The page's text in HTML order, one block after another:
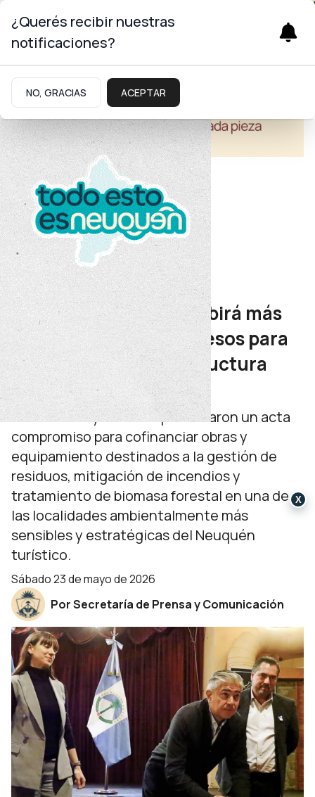
Turismo
Desarrollo sustentable
Villa La Angostura recibirá más
de 1.200 millones de pesos para
fortalecer su infraestructura
ambiental
La Provincia y el municipio firmaron un acta
compromiso para cofinanciar obras y
equipamiento destinados a la gestión de
residuos, mitigación de incendios y
tratamiento de biomasa forestal en una de
las localidades ambientalmente más
sensibles y estratégicas del Neuquén
turístico.
sábado 23 de mayo de 2026
Por Secretaría de Prensa y Comunicación
¿Querés recibir nuestras
notificaciones?
NO, GRACIAS ACEPTAR
X